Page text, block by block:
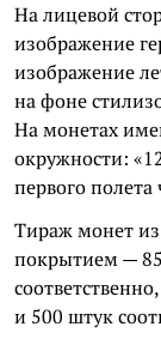
На лицевой
изображение
изображение
на фоне
На монетах
окружности:
первого полета
Тираж монет
покрытием —
и 500 штук